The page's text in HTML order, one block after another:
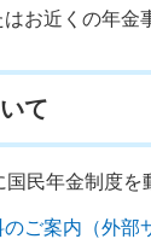
お近くの年金
て
民年金制度を
ご案内（外部